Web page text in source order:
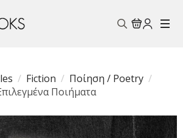
Fiction
Ποίηση / Poetry
Ποιήματα